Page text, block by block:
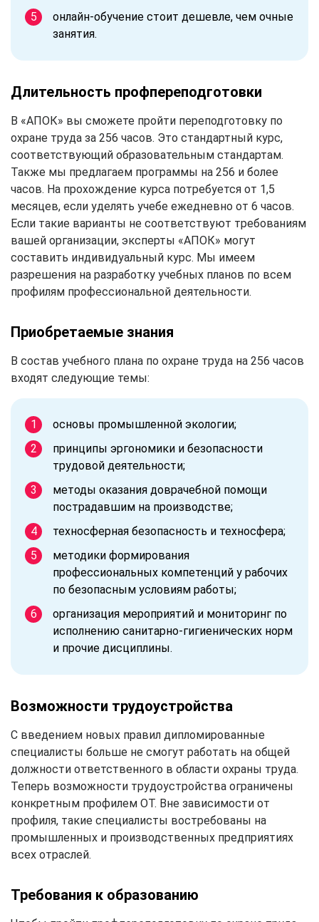
онлайн-обучение стоит дешевле, чем очные
занятия.
Длительность профпереподготовки
В «АПОК» вы сможете пройти переподготовку по
охране труда за 256 часов. Это стандартный курс,
соответствующий образовательным стандартам.
Также мы предлагаем программы на 256 и более
часов. На прохождение курса потребуется от 1,5
месяцев, если уделять учебе ежедневно от 6 часов.
Если такие варианты не соответствуют требованиям
вашей организации, эксперты «АПОК» могут
составить индивидуальный курс. Мы имеем
разрешения на разработку учебных планов по всем
профилям профессиональной деятельности.
Приобретаемые знания
В состав учебного плана по охране труда на 256 часов
входят следующие темы:
основы промышленной экологии;
принципы эргономики и безопасности
трудовой деятельности;
методы оказания доврачебной помощи
пострадавшим на производстве;
техносферная безопасность и техносфера;
методики формирования
профессиональных компетенций у рабочих
по безопасным условиям работы;
организация мероприятий и мониторинг по
исполнению санитарно-гигиенических норм
и прочие дисциплины.
Возможности трудоустройства
С введением новых правил дипломированные
специалисты больше не смогут работать на общей
должности ответственного в области охраны труда.
Теперь возможности трудоустройства ограничены
конкретным профилем ОТ. Вне зависимости от
профиля, такие специалисты востребованы на
промышленных и производственных предприятиях
всех отраслей.
Требования к образованию